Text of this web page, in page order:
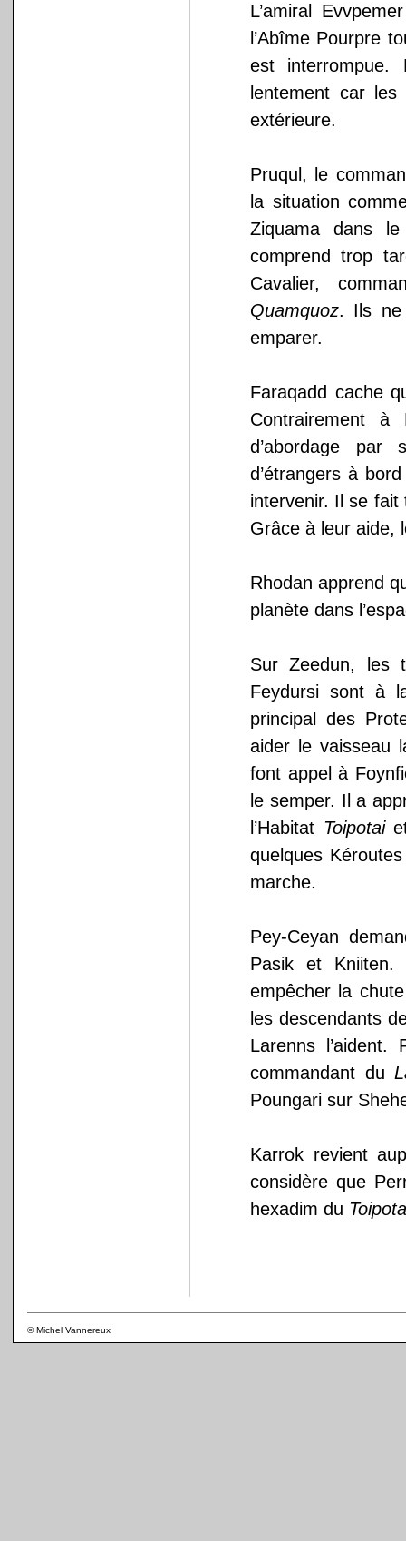
L’amiral
l’Abîme Pourpre
est interrompue.
lentement car
extérieure.
Pruqul, le
la situation
Ziquama dans
comprend trop
Cavalier,
Quamquoz. Ils ne
emparer.
Faraqadd cache
Contrairement
d’abordage par
d’étrangers à
intervenir. Il se
Grâce à leur aide,
Rhodan apprend
planète dans
Sur Zeedun, les
Feydursi sont à
principal des
aider le vaisseau
font appel à
le semper. Il a
l’Habitat Toipotaiet
quelques
marche.
Pey-Ceyan
Pasik et Kniiten.
empêcher la
les descendants
Larenns l’aident.
commandant du
Poungari sur
Karrok revient
considère que
hexadim du
© Michel Vannereux